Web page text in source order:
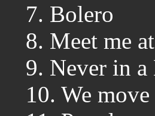
7. Bolero
8. Meet me
9. Never in
10. We move